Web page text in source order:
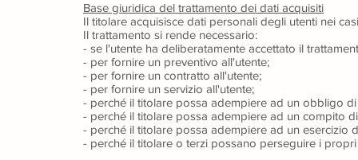
Base giuridica del trattamento dei dati acquisiti
Il titolare acquisisce dati personali degli utenti nei
Il trattamento si rende necessario:
- se l'utente ha deliberatamente accettato il
- per fornire un preventivo all'utente;
- per fornire un contratto all'utente;
- per fornire un servizio all'utente;
- perché il titolare possa adempiere ad un obbligo
- perché il titolare possa adempiere ad un compito
- perché il titolare possa adempiere ad un esercizio
- perché il titolare o terzi possano perseguire i propri